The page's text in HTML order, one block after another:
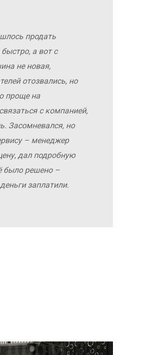
продать
а вот с
не новая,
отозвались, но
проще на
с компанией,
Засомневался, но
– менеджер
дал подробную
было решено –
заплатили.